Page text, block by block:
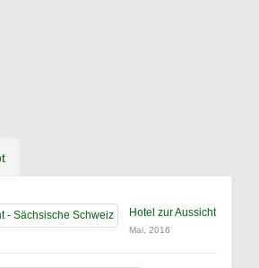
Hotel zur Aussicht
Mai, 2016